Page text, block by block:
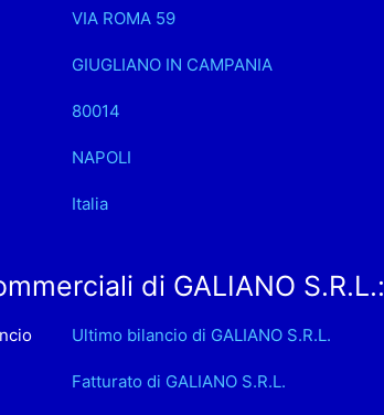
VIA ROMA 59
GIUGLIANO IN CAMPANIA
80014
NAPOLI
Italia
di GALIANO S.R.L.:
Ultimo bilancio di GALIANO S.R.L.
Fatturato di GALIANO S.R.L.